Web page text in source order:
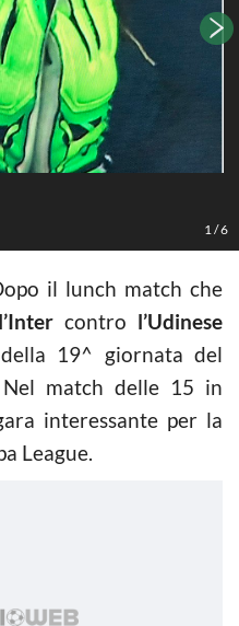
1 /6
il lunch match che
contro l’Udinese
19^ giornata del
match delle 15 in
interessante per la
League.